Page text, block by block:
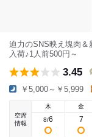
迫力のSNS映え塊肉＆
入荷♪1人前500円～
3.45
￥5,000～￥5,999
空席
情報
木
8/6
金
7